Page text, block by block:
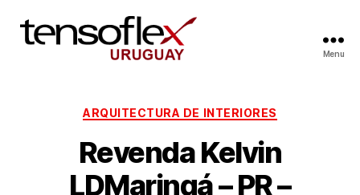
Menu
ARQUITECTURA DE INTERIORES
Revenda Kelvin
LDMaringá – PR –